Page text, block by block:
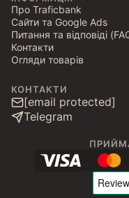
Про Traficbank
Сайти та Google Ads
Питання та відповіді
Контакти
Огляди товарів
КОНТАКТИ
[email protected]
Telegram